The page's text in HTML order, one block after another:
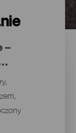
–